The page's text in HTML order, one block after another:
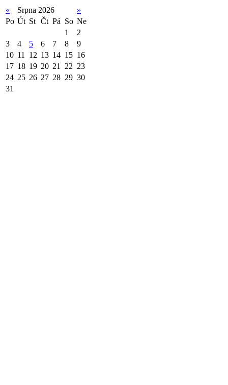
« Srpna 2026
»
Po Út St Čt Pá So Ne
1
2
3
4 5 6 7 8
9
10 11 12 13 14 15 16
17 18 19 20 21 22 23
24 25 26 27 28 29 30
31